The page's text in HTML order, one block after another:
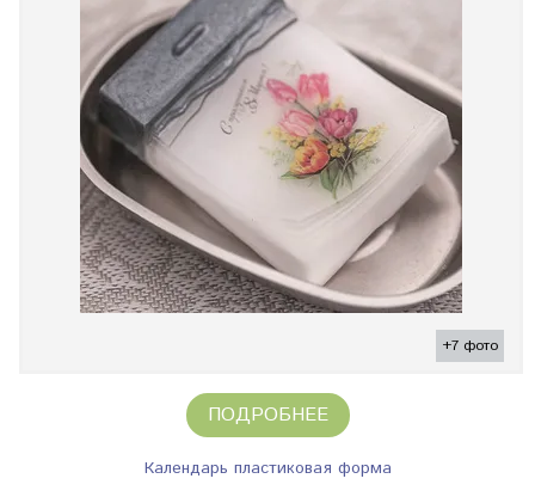
+7 фото
ПОДРОБНЕЕ
Календарь пластиковая форма